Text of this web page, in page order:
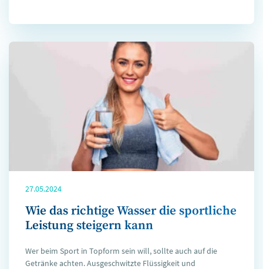
27.05.2024
Wie das richtige Wasser die sportliche
Leistung steigern kann
Wer beim Sport in Topform sein will, sollte auch auf die
Getränke achten. Ausgeschwitzte Flüssigkeit und